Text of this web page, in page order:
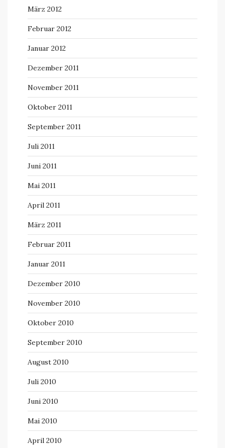
März 2012
Februar 2012
Januar 2012
Dezember 2011
November 2011
Oktober 2011
September 2011
Juli 2011
Juni 2011
Mai 2011
April 2011
März 2011
Februar 2011
Januar 2011
Dezember 2010
November 2010
Oktober 2010
September 2010
August 2010
Juli 2010
Juni 2010
Mai 2010
April 2010